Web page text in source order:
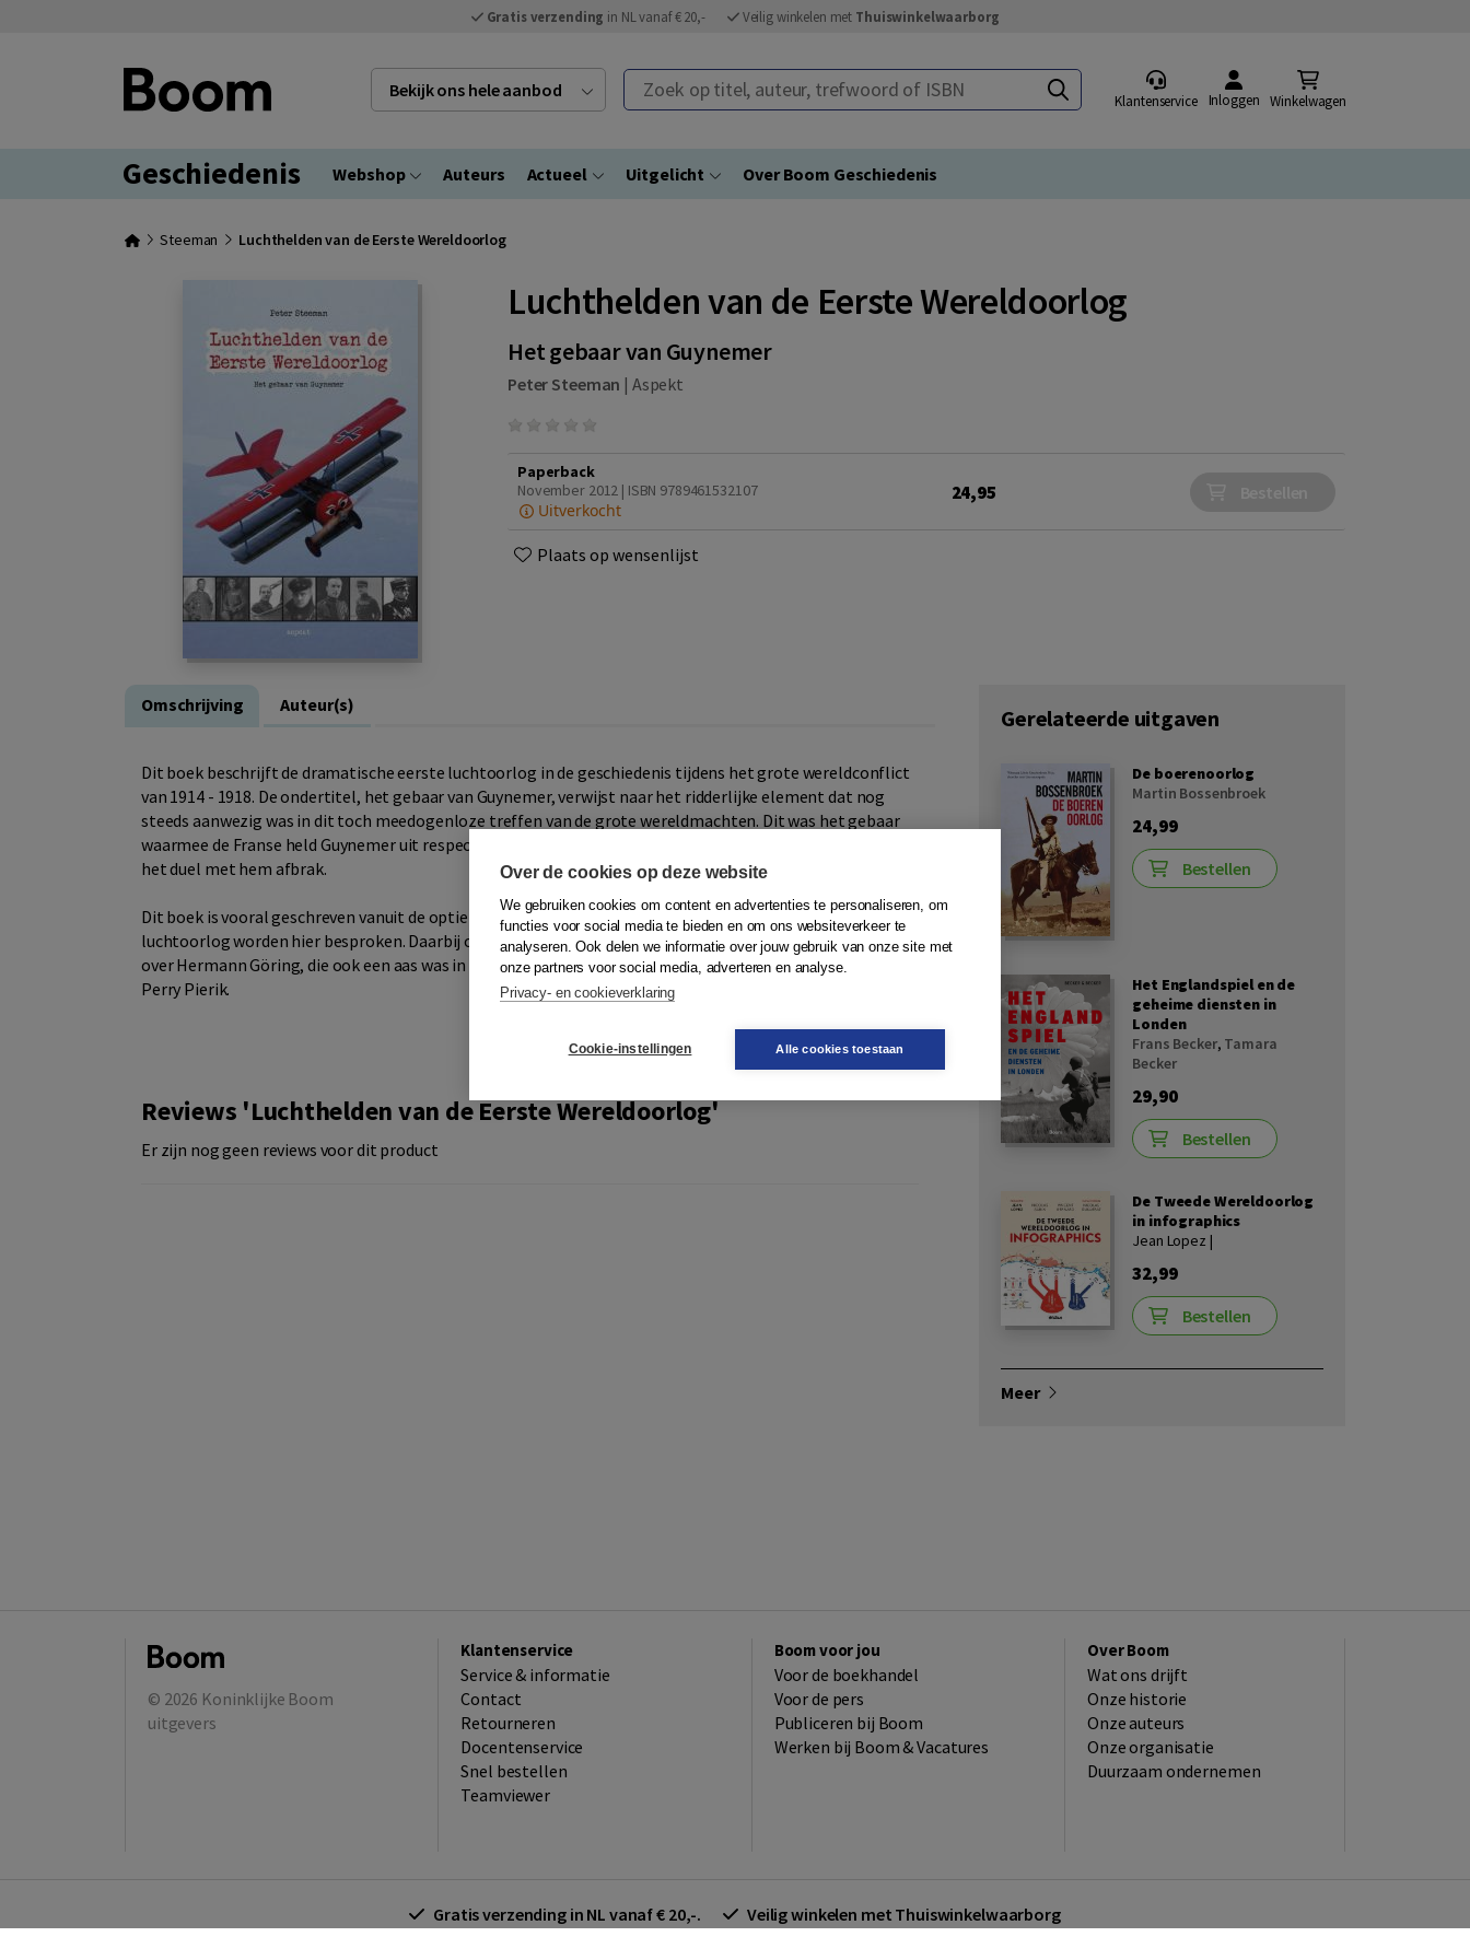
Gratis verzending in NL vanaf € 20,- Veilig winkelen met Thuiswinkelwaarborg
Bekijk ons hele aanbod Zoek op titel, auteur, trefwoord of ISBN
Klantenservice Inloggen Winkelwagen
Geschiedenis Webshop Auteurs Actueel Uitgelicht Over Boom Geschiedenis
Steeman Luchthelden van de Eerste Wereldoorlog
Luchthelden van de Eerste Wereldoorlog
Het gebaar van Guynemer
Peter Steeman | Aspekt
Paperback
November 2012 | ISBN 9789461532107
Uitverkocht
24,95
Plaats op wensenlijst
Omschrijving Auteur(s)
Dit boek beschrijft de dramatische eerste luchtoorlog in de geschiedenis tijdens het grote wereldconflict
van 1914 - 1918. De ondertitel, het gebaar van Guynemer, verwijst naar het ridderlijke element dat nog
steeds aanwezig was in dit toch meedogenloze treffen van de grote wereldmachten. Dit was het gebaar
waarmee de Franse held Guynemer uit respect voor zijn Duitse tegenstander vanuit een winnende positie
het duel met hem afbrak.
Dit boek is vooral geschreven vanuit de optiek van de vliegers zelf. De grote namen van de legendarische
luchtoorlog worden hier besproken. Daarbij ontbreekt natuurlijk de rode baron niet. Het hoofdstuk
over Hermann Göring, die ook een aas was in de Eerste Wereldoorlog, is geschreven door de historicus
Perry Pierik.
Reviews 'Luchthelden van de Eerste Wereldoorlog'
Er zijn nog geen reviews voor dit product
Gerelateerde uitgaven
De boerenoorlog
Martin Bossenbroek
24,99
Bestellen
Het Englandspiel en de
geheime diensten in
Londen
Frans Becker, Tamara
Becker
29,90
Bestellen
De Tweede Wereldoorlog
in infographics
Jean Lopez |
32,99
Bestellen
Meer
© 2026 Koninklijke Boom
uitgevers
Klantenservice
Service & informatie
Contact
Retourneren
Docentenservice
Snel bestellen
Teamviewer
Boom voor jou
Voor de boekhandel
Voor de pers
Publiceren bij Boom
Werken bij Boom & Vacatures
Over Boom
Wat ons drijft
Onze historie
Onze auteurs
Onze organisatie
Duurzaam ondernemen
Gratis verzending in NL vanaf € 20,-. Veilig winkelen met Thuiswinkelwaarborg
Over de cookies op deze website
We gebruiken cookies om content en advertenties te personaliseren, om
functies voor social media te bieden en om ons websiteverkeer te
analyseren. Ook delen we informatie over jouw gebruik van onze site met
onze partners voor social media, adverteren en analyse.
Privacy- en cookieverklaring
Cookie-instellingen Alle cookies toestaan